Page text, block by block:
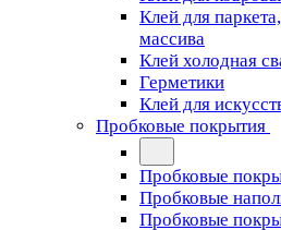
Клей для
массива
Клей холодная
Герметики
Клей для
Пробковые покрытия
Пробковые
Пробковые
Пробковые